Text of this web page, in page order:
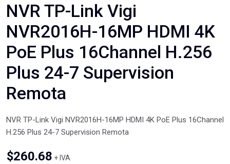
NVR TP-Link Vigi
NVR2016H-16MP HDMI 4K
PoE Plus 16Channel H.256
Plus 24-7 Supervision
Remota
NVR TP-Link Vigi NVR2016H-16MP HDMI 4K PoE Plus 16Channel
H.256 Plus 24-7 Supervision Remota
$260.68 + IVA